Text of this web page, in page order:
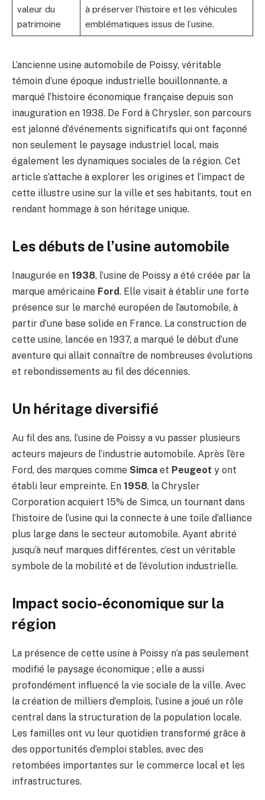
valeur du
patrimoine
à préserver l’histoire et les véhicules
emblématiques issus de l’usine.
L’ancienne usine automobile de Poissy, véritable
témoin d’une époque industrielle bouillonnante, a
marqué l’histoire économique française depuis son
inauguration en 1938. De Ford à Chrysler, son parcours
est jalonné d’événements significatifs qui ont façonné
non seulement le paysage industriel local, mais
également les dynamiques sociales de la région. Cet
article s’attache à explorer les origines et l’impact de
cette illustre usine sur la ville et ses habitants, tout en
rendant hommage à son héritage unique.
Les débuts de l’usine automobile
Inaugurée en 1938, l’usine de Poissy a été créée par la
marque américaine Ford. Elle visait à établir une forte
présence sur le marché européen de l’automobile, à
partir d’une base solide en France. La construction de
cette usine, lancée en 1937, a marqué le début d’une
aventure qui allait connaître de nombreuses évolutions
et rebondissements au fil des décennies.
Un héritage diversifié
Au fil des ans, l’usine de Poissy a vu passer plusieurs
acteurs majeurs de l’industrie automobile. Après l’ère
Ford, des marques comme Simca et Peugeot y ont
établi leur empreinte. En 1958, la Chrysler
Corporation acquiert 15% de Simca, un tournant dans
l’histoire de l’usine qui la connecte à une toile d’alliance
plus large dans le secteur automobile. Ayant abrité
jusqu’à neuf marques différentes, c’est un véritable
symbole de la mobilité et de l’évolution industrielle.
Impact socio-économique sur la
région
La présence de cette usine à Poissy n’a pas seulement
modifié le paysage économique ; elle a aussi
profondément influencé la vie sociale de la ville. Avec
la création de milliers d’emplois, l’usine a joué un rôle
central dans la structuration de la population locale.
Les familles ont vu leur quotidien transformé grâce à
des opportunités d’emploi stables, avec des
retombées importantes sur le commerce local et les
infrastructures.